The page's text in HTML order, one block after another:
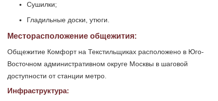
Сушилки;
Гладильные доски, утюги.
Месторасположение общежития:
Общежитие Комфорт на Текстильщиках расположено в Юго-
Восточном административном округе Москвы в шаговой
доступности от станции метро.
Инфраструктура: